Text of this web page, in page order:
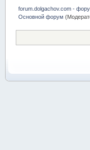
forum.dolgachov.com -
Основной форум